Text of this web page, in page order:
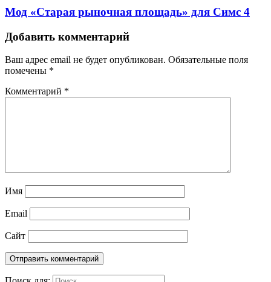
Мод «Старая рыночная площадь» для Симс 4
Добавить комментарий
Ваш адрес email не будет опубликован. Обязательные поля
помечены *
Комментарий *
Имя
Email
Сайт